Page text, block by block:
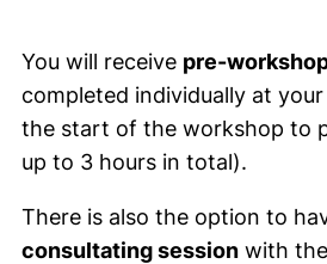
You will receive pre-
completed individually at
the start of the workshop to
up to 3 hours in total).
There is also the option to
consultating session with